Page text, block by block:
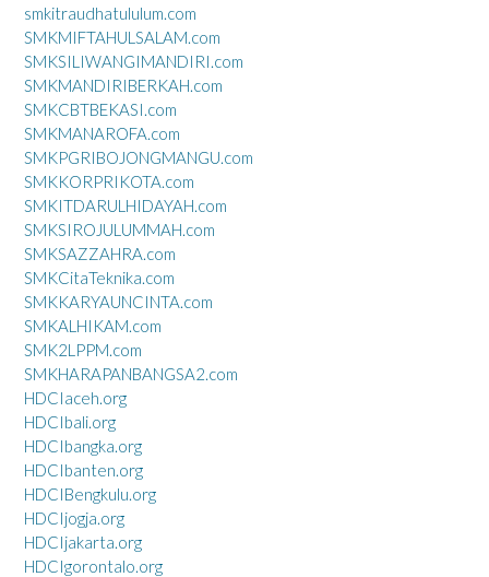
smkitraudhatululum.com
SMKMIFTAHULSALAM.com
SMKSILIWANGIMANDIRI.com
SMKMANDIRIBERKAH.com
SMKCBTBEKASI.com
SMKMANAROFA.com
SMKPGRIBOJONGMANGU.com
SMKKORPRIKOTA.com
SMKITDARULHIDAYAH.com
SMKSIROJULUMMAH.com
SMKSAZZAHRA.com
SMKCitaTeknika.com
SMKKARYAUNCINTA.com
SMKALHIKAM.com
SMK2LPPM.com
SMKHARAPANBANGSA2.com
HDCIaceh.org
HDCIbali.org
HDCIbangka.org
HDCIbanten.org
HDCIBengkulu.org
HDCIjogja.org
HDCIjakarta.org
HDCIgorontalo.org